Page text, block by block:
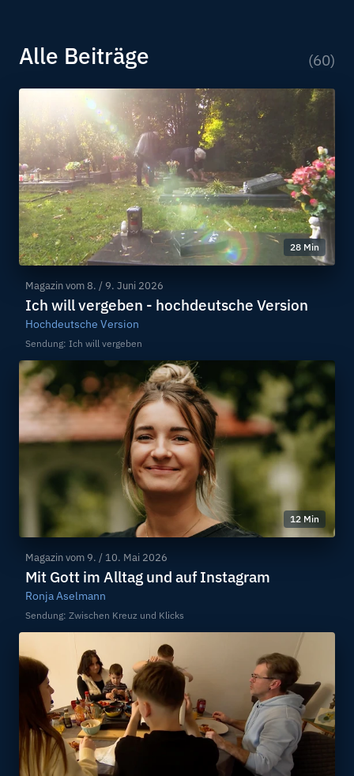
Alle Beiträge (60)
28 Min
Magazin vom8. / 9. Juni 2026
Ich will vergeben - hochdeutsche Version
Hochdeutsche Version
Sendung: Ich will vergeben
12 Min
Magazin vom 9. / 10. Mai 2026
Mit Gott im Alltag und auf Instagram
Ronja Aselmann
Sendung: Zwischen Kreuz und Klicks